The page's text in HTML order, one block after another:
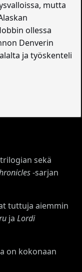
mutta
ollessa
Denverin
ja työskenteli
sekä
-sarjan
tuttuja aiemmin
jaLordi
on kokonaan